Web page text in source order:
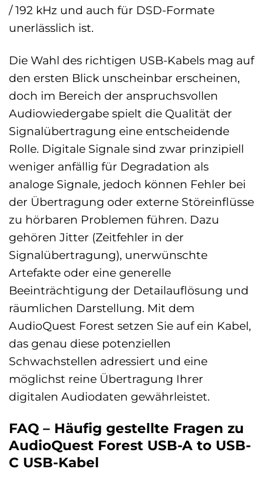
/ 192 kHz und auch für DSD-Formate
unerlässlich ist.
Die Wahl des richtigen USB-Kabels mag auf
den ersten Blick unscheinbar erscheinen,
doch im Bereich der anspruchsvollen
Audiowiedergabe spielt die Qualität der
Signalübertragung eine entscheidende
Rolle. Digitale Signale sind zwar prinzipiell
weniger anfällig für Degradation als
analoge Signale, jedoch können Fehler bei
der Übertragung oder externe Störeinflüsse
zu hörbaren Problemen führen. Dazu
gehören Jitter (Zeitfehler in der
Signalübertragung), unerwünschte
Artefakte oder eine generelle
Beeinträchtigung der Detailauflösung und
räumlichen Darstellung. Mit dem
AudioQuest Forest setzen Sie auf ein Kabel,
das genau diese potenziellen
Schwachstellen adressiert und eine
möglichst reine Übertragung Ihrer
digitalen Audiodaten gewährleistet.
FAQ – Häufig gestellte Fragen zu
AudioQuest Forest USB-A to USB-
C USB-Kabel